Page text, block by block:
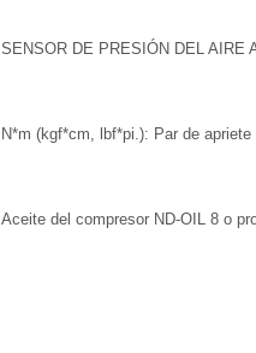
SENSOR DE PRESIÓN DEL AIRE
N*m (kgf*cm, lbf*pi.): Par de
Aceite del compresor ND-OIL 8 o